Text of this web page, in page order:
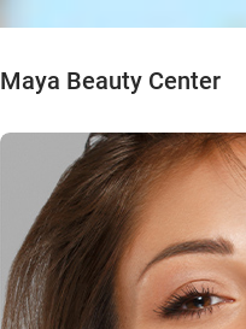
Maya Beauty Center